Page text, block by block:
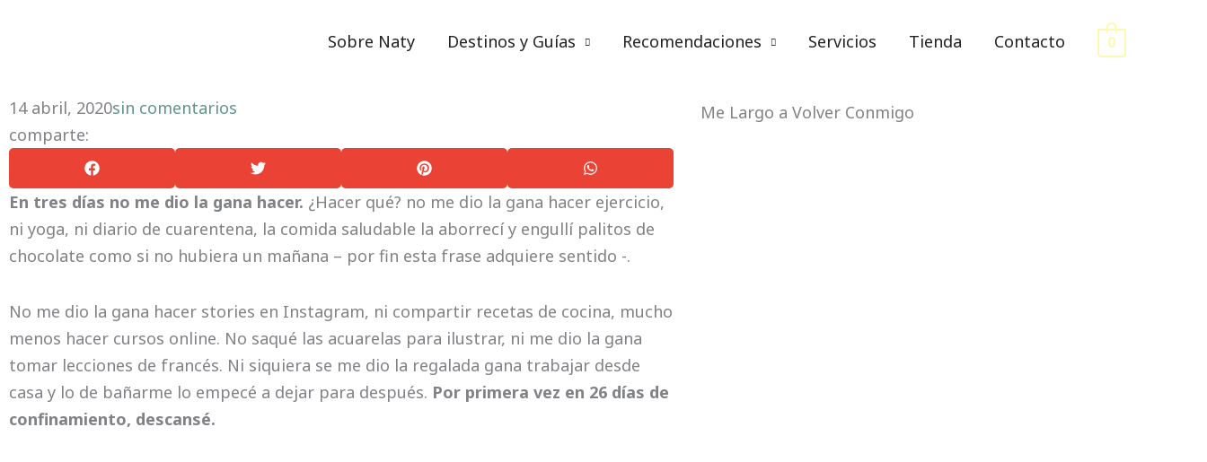
Sobre Naty Destinos y Guías Recomendaciones Servicios Tienda Contacto 0
14 abril, 2020sin comentarios
comparte:
En tres días no me dio la gana hacer. ¿Hacer qué? no me dio la gana hacer ejercicio,
ni yoga, ni diario de cuarentena, la comida saludable la aborrecí y engullí palitos de
chocolate como si no hubiera un mañana – por fin esta frase adquiere sentido -.
No me dio la gana hacer stories en Instagram, ni compartir recetas de cocina, mucho
menos hacer cursos online. No saqué las acuarelas para ilustrar, ni me dio la gana
tomar lecciones de francés. Ni siquiera se me dio la regalada gana trabajar desde
casa y lo de bañarme lo empecé a dejar para después. Por primera vez en 26 días de
confinamiento, descansé.
Me Largo a Volver Conmigo